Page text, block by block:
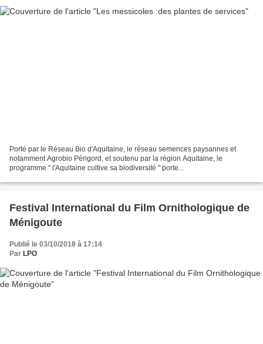
Porté par le Réseau Bio d'Aquitaine, le réseau semences paysannes et
notamment Agrobio Périgord, et soutenu par la région Aquitaine, le
programme " l'Aquitaine cultive sa biodiversité " porte...
Festival International du Film Ornithologique de
Ménigoute
Publié le 03/10/2018 à 17:14
Par LPO